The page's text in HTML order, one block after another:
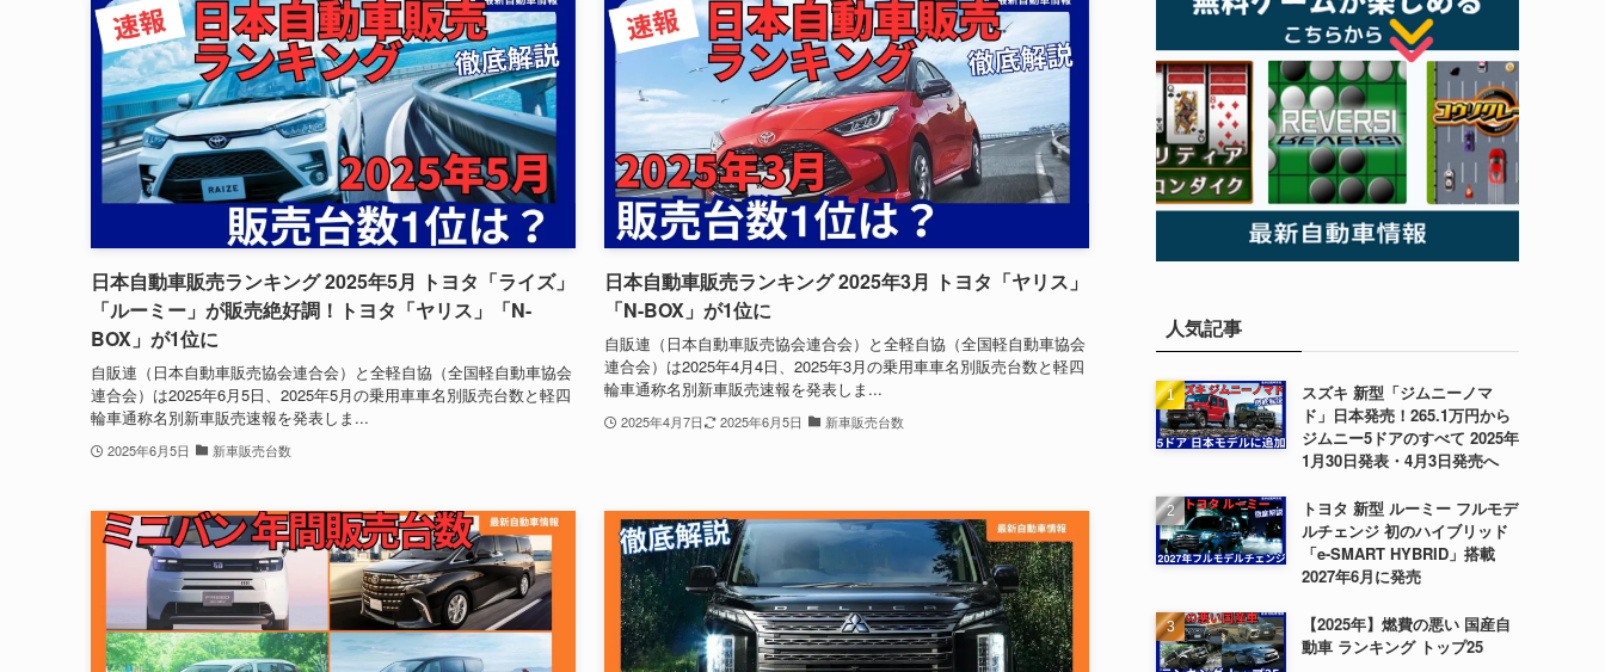
日本自動車販売ランキング 2025年5月 トヨタ「ライズ」
「ルーミー」が販売絶好調！トヨタ「ヤリス」「N-
BOX」が1位に
自販連（日本自動車販売協会連合会）と全軽自協（全国軽自動車協会
連合会）は2025年6月5日、2025年5月の乗用車車名別販売台数と軽四
輪車通称名別新車販売速報を発表しま...
2025年6月5日 新車販売台数
日本自動車販売ランキング 2025年3月 トヨタ「ヤリス」
「N-BOX」が1位に
自販連（日本自動車販売協会連合会）と全軽自協（全国軽自動車協会
連合会）は2025年4月4日、2025年3月の乗用車車名別販売台数と軽四
輪車通称名別新車販売速報を発表しま...
2025年4月7日 2025年6月5日 新車販売台数
人気記事
スズキ 新型「ジムニーノマ
ド」日本発売！265.1万円から
ジムニー5ドアのすべて 2025年
1月30日発表・4月3日発売へ
トヨタ 新型 ルーミー フルモデ
ルチェンジ 初のハイブリッド
「e-SMART HYBRID」搭載
2027年6月に発売
【2025年】燃費の悪い 国産自
動車 ランキング トップ25